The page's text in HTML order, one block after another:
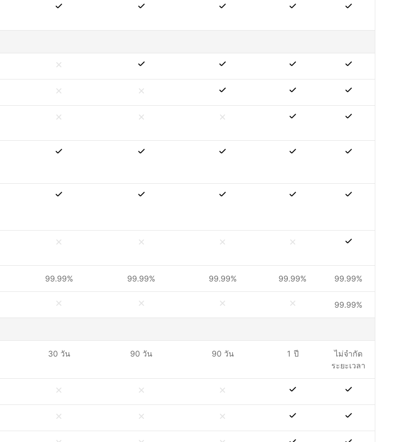
99.99% 99.99% 99.99% 99.99% 99.99%
99.99%
30 วัน 90 วัน 90 วัน 1 ปี
ไม่จำกัด
ระยะเวลา